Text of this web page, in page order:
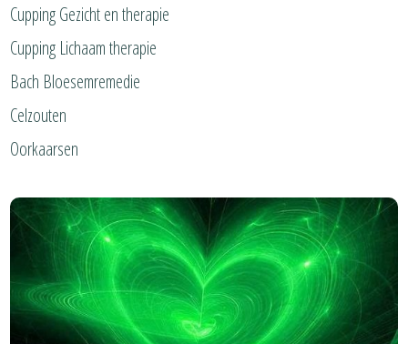
Cupping Gezicht en therapie
Cupping Lichaam therapie
Bach Bloesemremedie
Celzouten
Oorkaarsen